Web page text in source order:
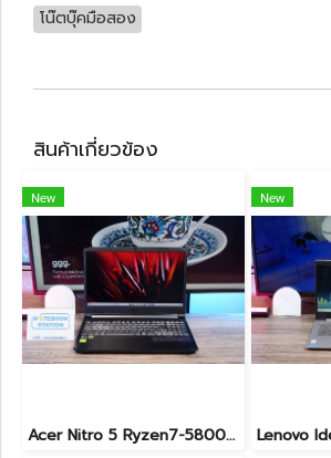
โน๊ตบุ๊คมือสอง
สินค้าเกี่ยวข้อง
New
Acer Nitro 5 Ryzen7-5800H RTX-3060(6GB) Ram16 SSD512 จอ15.6 FHD 144Hz เกมมิ่งสเปคสูง เครื่องพร้อมใช้งาน ราคาสุดคุ้มเพียง 19,900.-
New